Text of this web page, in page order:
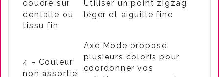
coudre sur
dentelle ou
tissu fin
Utiliser un point zigzag
léger et aiguille fine
4 - Couleur
non assortie
Axe Mode propose
plusieurs coloris pour
coordonner vos